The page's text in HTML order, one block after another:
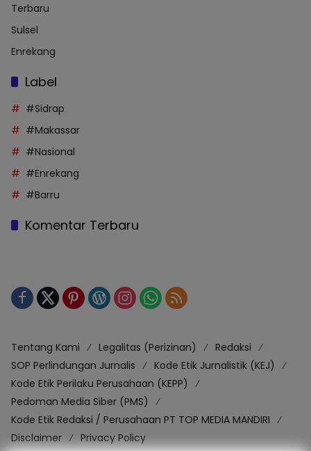
Terbaru
Sulsel
Enrekang
Label
#Sidrap
#Makassar
#Nasional
#Enrekang
#Barru
Komentar Terbaru
Tentang Kami Legalitas (Perizinan)
Redaksi
SOP Perlindungan Jurnalis
Kode Etik Jurnalistik (KEJ)
Kode Etik Perilaku Perusahaan (KEPP)
Pedoman Media Siber (PMS)
Kode Etik Redaksi / Perusahaan PT TOP MEDIA MANDIRI
Disclaimer
Privacy Policy